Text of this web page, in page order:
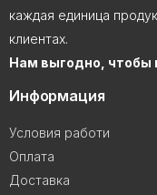
каждая единица
клиентах.
Нам выгодно, чтобы
Информация
Условия работи
Оплата
Доставка